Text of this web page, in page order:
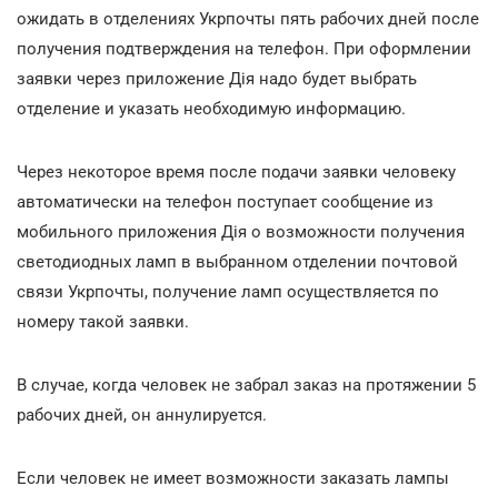
ожидать в отделениях Укрпочты пять рабочих дней после
получения подтверждения на телефон. При оформлении
заявки через приложение Дія надо будет выбрать
отделение и указать необходимую информацию.
Через некоторое время после подачи заявки человеку
автоматически на телефон поступает сообщение из
мобильного приложения Дія о возможности получения
светодиодных ламп в выбранном отделении почтовой
связи Укрпочты, получение ламп осуществляется по
номеру такой заявки.
В случае, когда человек не забрал заказ на протяжении 5
рабочих дней, он аннулируется.
Если человек не имеет возможности заказать лампы